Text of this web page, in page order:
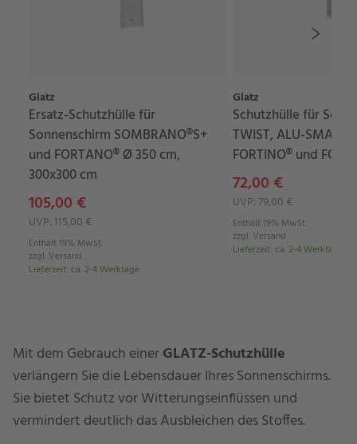
Glatz
Ersatz-Schutzhülle für
Sonnenschirm SOMBRANO®S+
und FORTANO® Ø 350 cm,
300x300 cm
105,00 €
UVP: 115,00 €
Enthält 19% MwSt.
zzgl. Versand
Lieferzeit: ca. 2-4 Werktage
Glatz
Schutzhülle für
TWIST, ALU-SMART,
FORTINO® und
72,00 €
UVP: 79,00 €
Enthält 19% MwSt.
zzgl. Versand
Lieferzeit: ca. 2-4 Werktage
Mit dem Gebrauch einerGLATZ-Schutzhülle
verlängern Sie die Lebensdauer Ihres Sonnenschirms.
Sie bietet Schutz vor Witterungseinflüssen und
vermindert deutlich das Ausbleichen des Stoffes.